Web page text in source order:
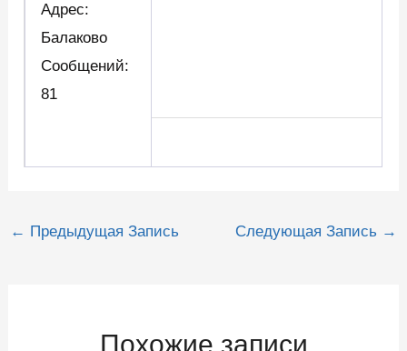
Адрес:
Балаково
Сообщений:
81
Навигация
← Предыдущая Запись Следующая Запись →
Похожие записи